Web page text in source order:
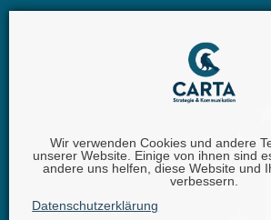
Wir verwenden Cookies und andere
unserer Website. Einige von ihnen sind
andere uns helfen, diese Website und
verbessern.
Datenschutzerklärung
Carta GmbH |Iggelheimer Str. 26
+49 (0) 62 32 - 100111 - 0 |